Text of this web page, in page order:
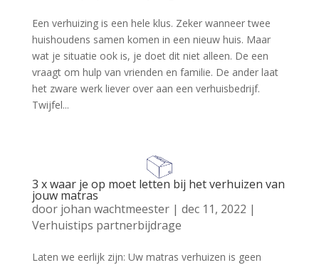
Een verhuizing is een hele klus. Zeker wanneer twee
huishoudens samen komen in een nieuw huis. Maar
wat je situatie ook is, je doet dit niet alleen. De een
vraagt om hulp van vrienden en familie. De ander laat
het zware werk liever over aan een verhuisbedrijf.
Twijfel...
3 x waar je op moet letten bij het verhuizen van
jouw matras
door johan wachtmeester| dec 11, 2022 |
Verhuistips partnerbijdrage
Laten we eerlijk zijn: Uw matras verhuizen is geen